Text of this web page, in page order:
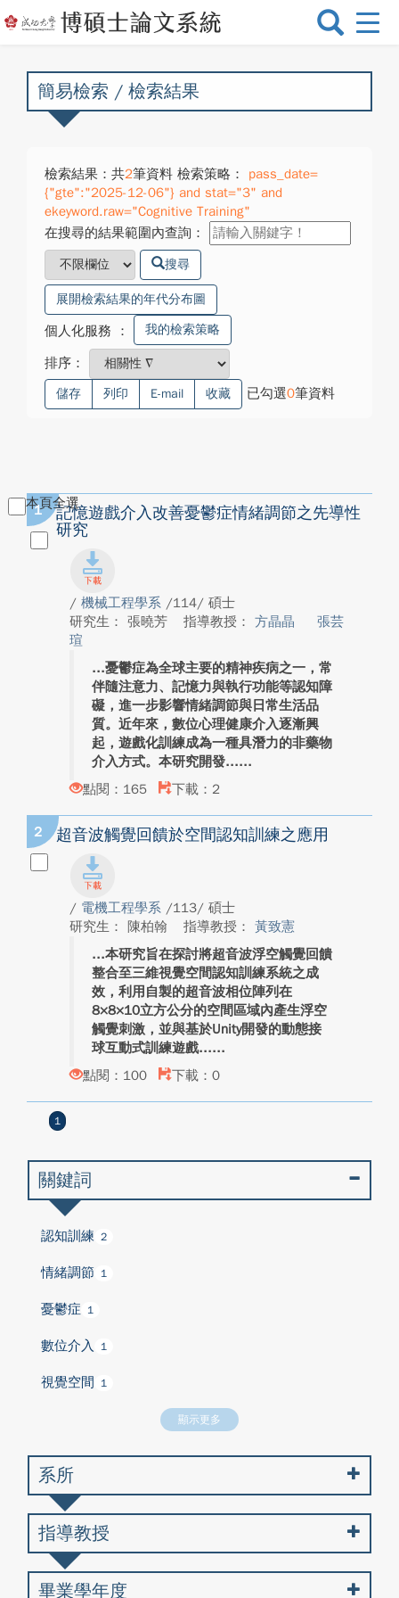
選
換
簡易檢索 / 檢索結果
檢索結果：共2筆資料 檢索策略：
pass_date=
{"gte":"2025-12-06"} and stat="3" and
ekeyword.raw="Cognitive Training"
在搜尋的結果範圍內查詢：
搜尋
展開檢索結果的年代分布圖
個人化服務 ： 我的檢索策略
排序：
儲存 列印 E-mail 收藏 已勾選0筆資料
本頁全選
1
記憶遊戲介入改善憂鬱症情緒調節之先導性
研究
/ 機械工程學系 /114/ 碩士
研究生： 張曉芳
指導教授： 方晶晶
張芸
瑄
憂鬱症為全球主要的精神疾病之一，常
伴隨注意力、記憶力與執行功能等認知障
礙，進一步影響情緒調節與日常生活品
質。近年來，數位心理健康介入逐漸興
起，遊戲化訓練成為一種具潛力的非藥物
介入方式。本研究開發...
點閱：165
下載：2
2 超音波觸覺回饋於空間認知訓練之應用
/ 電機工程學系 /113/ 碩士
研究生： 陳柏翰
指導教授： 黃致憲
本研究旨在探討將超音波浮空觸覺回饋
整合至三維視覺空間認知訓練系統之成
效，利用自製的超音波相位陣列在
8×8×10立方公分的空間區域內產生浮空
觸覺刺激，並與基於Unity開發的動態接
球互動式訓練遊戲...
點閱：100
下載：0
1
關鍵詞
認知訓練 2
情緒調節 1
憂鬱症 1
數位介入 1
視覺空間 1
顯示更多
系所
指導教授
畢業學年度